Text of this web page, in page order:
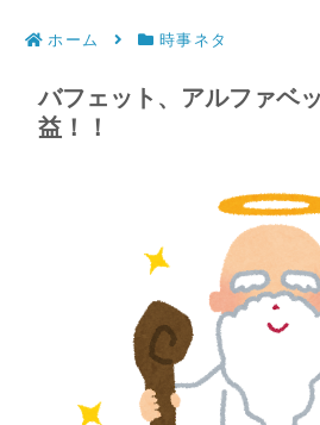
ホーム 時事ネタ
バフェット、アルファベ
益！！